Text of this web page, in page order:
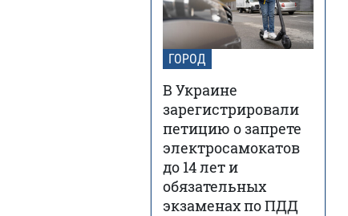
ГОРОД
В Украине
зарегистрировали
петицию о запрете
электросамокатов
до 14 лет и
обязательных
экзаменах по ПДД